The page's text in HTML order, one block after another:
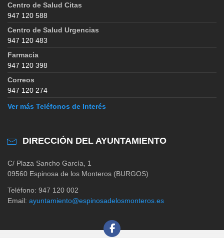
Centro de Salud Citas
947 120 588
Centro de Salud Urgencias
947 120 483
Farmacia
947 120 398
Correos
947 120 274
Ver más Teléfonos de Interés
DIRECCIÓN DEL AYUNTAMIENTO
C/ Plaza Sancho García, 1
09560 Espinosa de los Monteros (BURGOS)
Teléfono: 947 120 002
Email: ayuntamiento@espinosadelosmonteros.es